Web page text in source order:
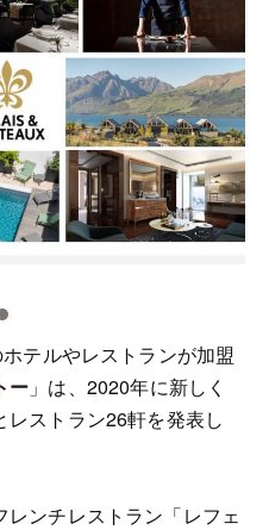
テルやレストランが加盟
ー 」は、2020年に新しく
ストラン26軒を発表し
ンチレストラン「レフェ